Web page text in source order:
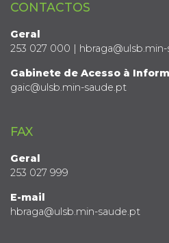
CONTACTOS
Geral
253 027 000 |
Gabinete de Acesso à
gaic@ulsb.min-saude.pt
FAX
Geral
253 027 999
E-mail
hbraga@ulsb.min-saude.pt